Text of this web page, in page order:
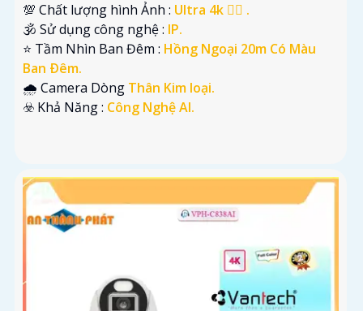
💯 Chất lượng hình Ảnh : Ultra 4k 👍🏾 .
🕉️ Sử dụng công nghệ : IP.
⭐ Tầm Nhìn Ban Đêm : Hồng Ngoại 20m Có Màu
Ban Ðêm.
🌧️ Camera Dòng Thân Kim loại.
️☣️ Khả Năng : Công Nghệ AI.